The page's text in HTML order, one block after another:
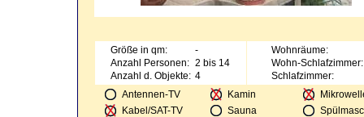
Größe in qm:
-
Anzahl Personen: 2 bis 14
Anzahl d. Objekte: 4
Wohnräume:
Wohn-Schlafzimmer:
Schlafzimmer:
Antennen-TV
Kamin
Kabel/SAT-TV
Sauna